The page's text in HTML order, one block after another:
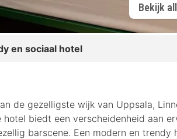
Bekijk
en sociaal hotel
de gezelligste wijk van Uppsala,
hotel biedt een verscheidenheid aan
barscene. Een modern en